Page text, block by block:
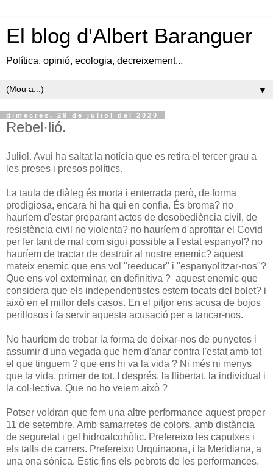
El blog d'Albert Baranguer
Política, opinió, ecologia, decreixement...
▼
dimecres, 29 de juliol del 2020
Rebel·lió.
Juliol. Avui ha saltat la notícia que es retira el tercer grau a
les preses i presos polítics.
La taula de diàleg és morta i enterrada però, de forma
prodigiosa, encara hi ha qui en confia. És broma? no
hauríem d'estar preparant actes de desobediència civil, de
resistència civil no violenta? no hauríem d'aprofitar el Covid
per fer tant de mal com sigui possible a l'estat espanyol? no
hauríem de tractar de destruir al nostre enemic? aquest
mateix enemic que ens vol "reeducar" i "espanyolitzar-nos"?
Que ens vol exterminar, en definitiva ? aquest enemic que
considera que els independentistes estem tocats del bolet? i
això en el millor dels casos. En el pitjor ens acusa de bojos
perillosos i fa servir aquesta acusació per a tancar-nos.
No hauríem de trobar la forma de deixar-nos de punyetes i
assumir d'una vegada que hem d'anar contra l'estat amb tot
el que tinguem ? que ens hi va la vida ? Ni més ni menys
que la vida, primer de tot. I després, la llibertat, la individual i
la col·lectiva. Que no ho veiem això ?
Potser voldran que fem una altre performance aquest proper
11 de setembre. Amb samarretes de colors, amb distància
de seguretat i gel hidroalcohòlic. Prefereixo les caputxes i
els talls de carrers. Prefereixo Urquinaona, i la Meridiana, a
una ona sònica. Estic fins els pebrots de les performances.